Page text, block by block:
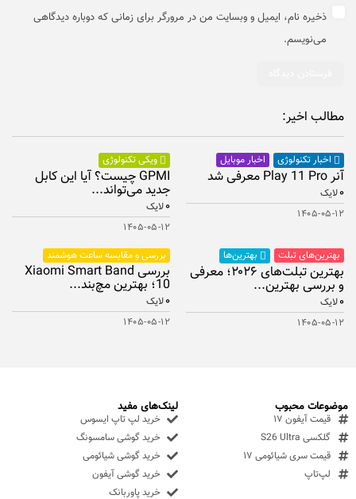
ذخیره نام، ایمیل و وبسایت من در مرورگر برای زمانی که دوباره دیدگاهی
می‌نویسم.
مطالب اخیر:
اخبار تکنولوژی اخبار موبایل
آنر Play 11 Pro معرفی شد
۰لایک
۱۴۰۵-۰۵-۱۲
ویکی تکنولوژی
GPMI چیست؟ آیا این کابل
جدید می‌تواند...
۰لایک
۱۴۰۵-۰۵-۱۲
بهترین‌های تبلت
بهترین‌ها
بهترین تبلت‌های ۲۰۲۶؛ معرفی
و بررسی بهترین...
۰لایک
۱۴۰۵-۰۵-۱۲
بررسی و مقایسه ساعت هوشمند
بررسی Xiaomi Smart Band
10؛ بهترین مچ‌بند...
۰لایک
۱۴۰۵-۰۵-۱۲
موضوعات محبوب
قیمت آیفون ۱۷
گلکسی S26 Ultra
قیمت سری شیائومی ۱۷
لپ‌تاپ
لینک‌های مفید
خرید لپ تاپ ایسوس
خرید گوشی سامسونگ
خرید گوشی شیائومی
خرید گوشی آیفون
خرید پاوربانک